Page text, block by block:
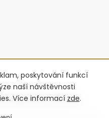
poskytování funkcí
naší návštěvnosti
Více informací zde.